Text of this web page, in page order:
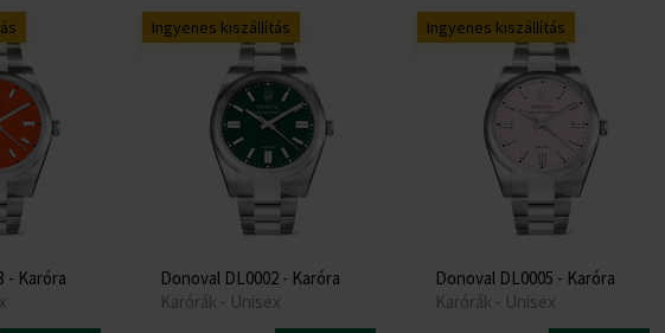
- Karóra
Ingyenes kiszállítás
Donoval DL0002 - Karóra
Karórák - Unisex
Ingyenes kiszállítás
Donoval DL0005 - Karóra
Karórák - Unisex